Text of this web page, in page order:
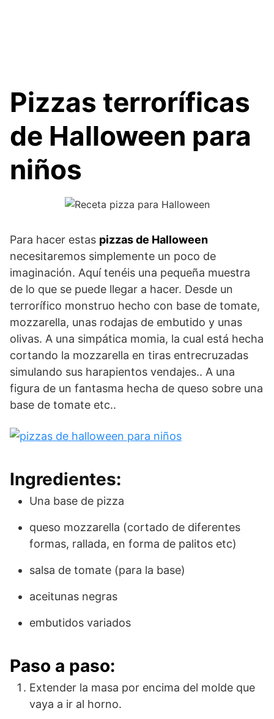
Pizzas terroríficas
de Halloween para
niños
Para hacer estas pizzas de Halloween
necesitaremos simplemente un poco de
imaginación. Aquí tenéis una pequeña muestra
de lo que se puede llegar a hacer. Desde un
terrorífico monstruo hecho con base de tomate,
mozzarella, unas rodajas de embutido y unas
olivas. A una simpática momia, la cual está hecha
cortando la mozzarella en tiras entrecruzadas
simulando sus harapientos vendajes.. A una
figura de un fantasma hecha de queso sobre una
base de tomate etc..
Ingredientes:
Una base de pizza
queso mozzarella (cortado de diferentes
formas, rallada, en forma de palitos etc)
salsa de tomate (para la base)
aceitunas negras
embutidos variados
Paso a paso:
Extender la masa por encima del molde que
vaya a ir al horno.